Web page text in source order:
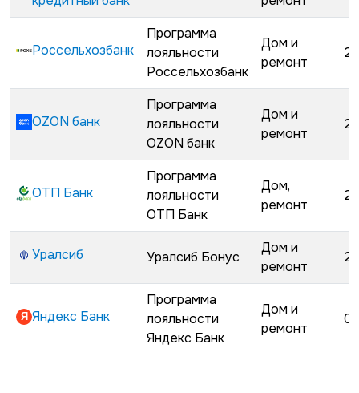
Россельхозбанк
Программа
лояльности
Россельхозбанк
Дом и
ремонт
OZON банк
Программа
лояльности
OZON банк
Дом и
ремонт
ОТП Банк
Программа
лояльности
ОТП Банк
Дом,
ремонт
Уралсиб Уралсиб Бонус
Дом и
ремонт
Яндекс Банк
Программа
лояльности
Яндекс Банк
Дом и
ремонт